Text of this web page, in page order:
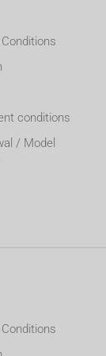
conditions
/ Model